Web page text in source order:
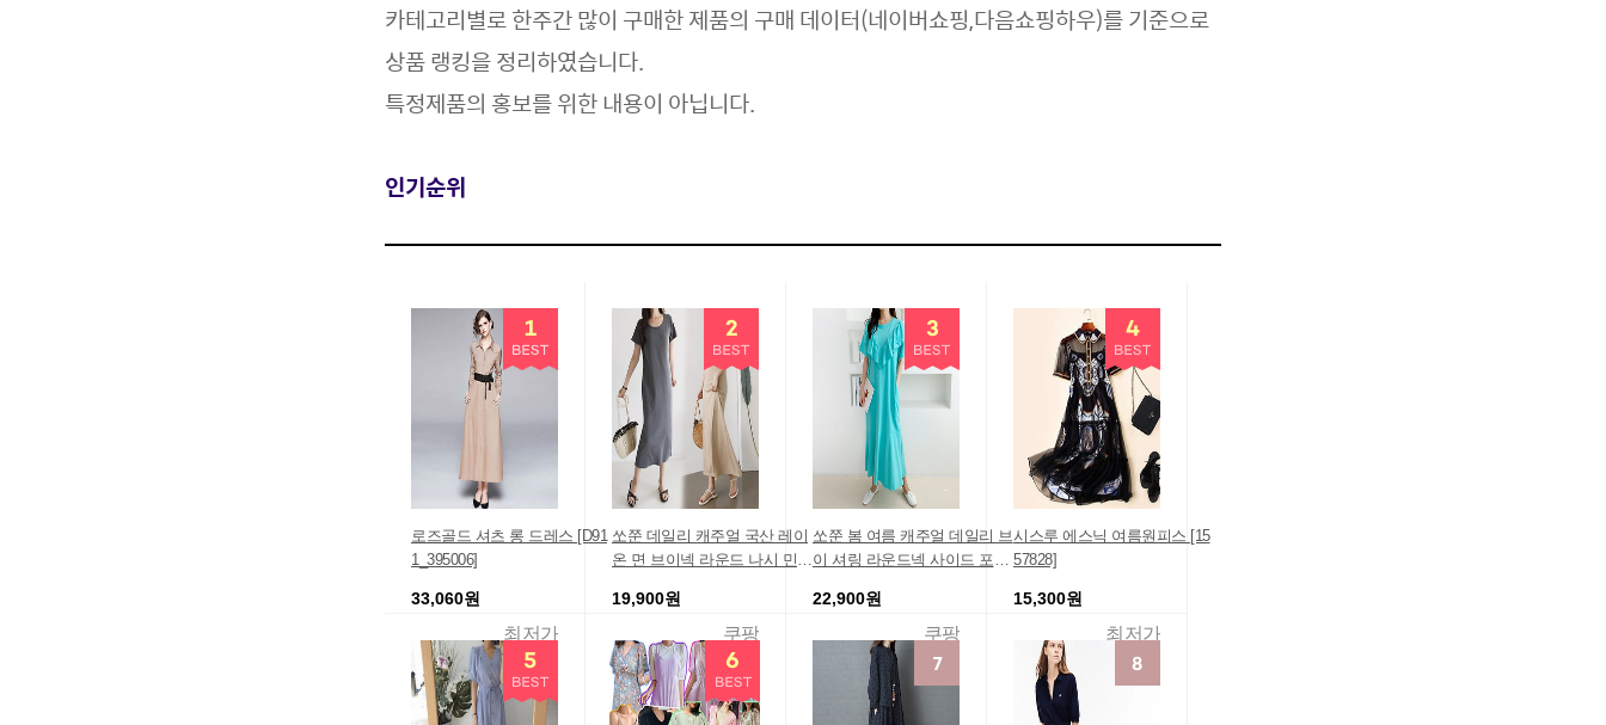
카테고리별로 한주간 많이 구매한 제품의 구매 데이터(네이버쇼핑,다음쇼핑하우)를 기준으로
상품 랭킹을 정리하였습니다.
특정제품의 홍보를 위한 내용이 아닙니다.
인기순위
로즈골드 셔츠 롱 드레스 [D91
1_395006]
33,060원
최저가
쏘쭌 데일리 캐주얼 국산 레이
온 면 브이넥 라운드 나시 민소
19,900원
쿠팡
쏘쭌 봄 여름 캐주얼 데일리 브
이 셔링 라운드넥 사이드 포켓
22,900원
쿠팡
시스루 에스닉 여름원피스 [15
57828]
15,300원
최저가